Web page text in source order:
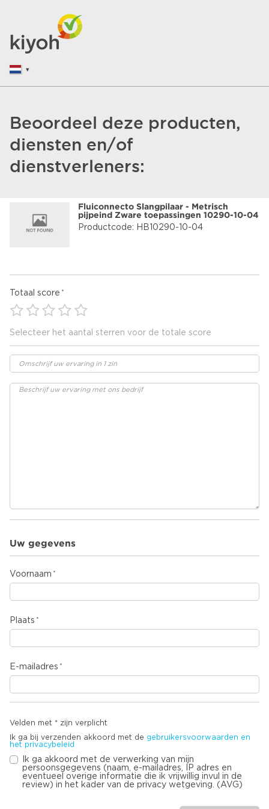
Beoordeel deze producten,
diensten en/of
dienstverleners:
Fluiconnecto Slangpilaar - Metrisch
pijpeind Zware toepassingen 10290-10-04
Productcode: HB10290-10-04
Totaal score
Selecteer het aantal sterren voor de totale score
Uw gegevens
Voornaam
Plaats
E-mailadres
Velden met * zijn verplicht
Ik ga bij verzenden akkoord met de gebruikersvoorwaarden en
het privacybeleid
Ik ga akkoord met de verwerking van mijn
persoonsgegevens (naam, e-mailadres, IP adres en
eventueel overige informatie die ik vrijwillig invul in de
review) in het kader van de privacy wetgeving. (AVG)